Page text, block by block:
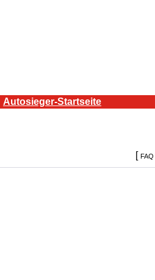
Autosieger-Startseite
[ FAQ